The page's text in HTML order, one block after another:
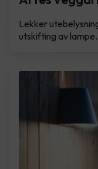
Lekker
utskifting av lampe.